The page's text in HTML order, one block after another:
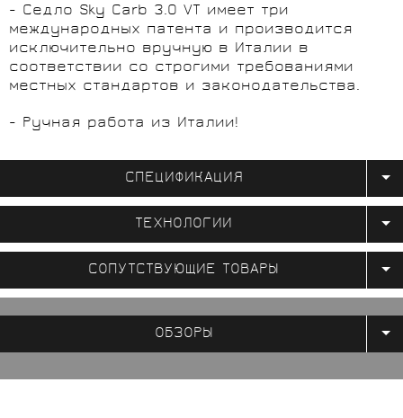
- Седло Sky Carb 3.0 VT имеет три
международных патента и производится
исключительно вручную в Италии в
соответствии со строгими требованиями
местных стандартов и законодательства.
- Ручная работа из Италии!
СПЕЦИФИКАЦИЯ
ТЕХНОЛОГИИ
СОПУТСТВУЮЩИЕ ТОВАРЫ
ОБЗОРЫ